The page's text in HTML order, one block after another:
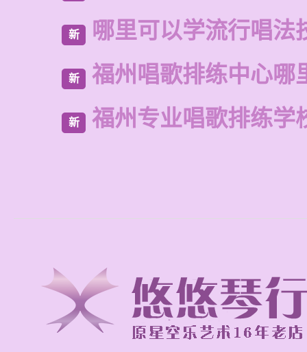
新 哪里可以学流行唱法
新 福州唱歌排练中心哪
新 福州专业唱歌排练学